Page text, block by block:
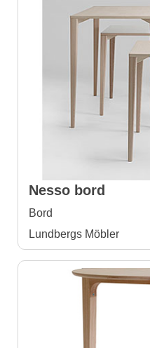
Nesso bord
Bord
Lundbergs Möbler